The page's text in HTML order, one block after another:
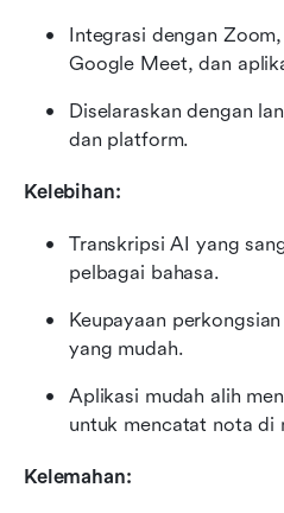
Integrasi dengan
Google Meet, dan
Diselaraskan dengan
dan platform.
Kelebihan:
Transkripsi AI yang
pelbagai bahasa.
Keupayaan
yang mudah.
Aplikasi mudah alih
untuk mencatat nota di
Kelemahan: